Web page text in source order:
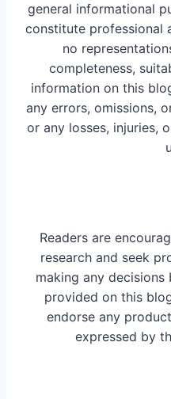
general informational
constitute professional
no
completeness,
information on this
any errors, omissions,
or any losses, injuries,
Readers are
research and seek
making any
provided on this
endorse any
expressed by